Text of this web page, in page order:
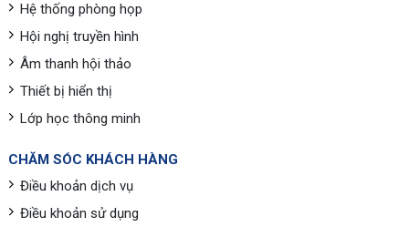
Hệ thống phòng họp
Hội nghị truyền hình
Âm thanh hội thảo
Thiết bị hiển thị
Lớp học thông minh
CHĂM SÓC KHÁCH HÀNG
Điều khoản dịch vụ
Điều khoản sử dụng